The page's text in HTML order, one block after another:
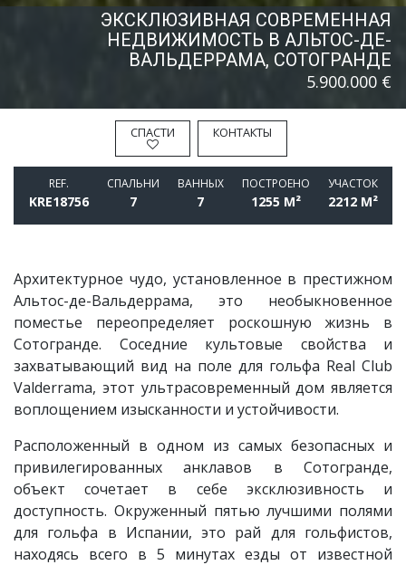
СПАСТИ КОНТАКТЫ
ЭКСКЛЮЗИВНАЯ СОВРЕМЕННАЯ
НЕДВИЖИМОСТЬ В АЛЬТОС-ДЕ-
ВАЛЬДЕРРАМА, СОТОГРАНДЕ
5.900.000 €
REF.
KRE18756
СПАЛЬНИ
7
BАННЫХ
7
ПОСТРОЕНО
1255 M²
УЧАСТОК
2212 M²
Архитектурное чудо, установленное в престижном
Альтос-де-Вальдеррама, это необыкновенное
поместье переопределяет роскошную жизнь в
Сотогранде. Соседние культовые свойства и
захватывающий вид на поле для гольфа Real Club
Valderrama, этот ультрасовременный дом является
воплощением изысканности и устойчивости.
Расположенный в одном из самых безопасных и
привилегированных анклавов в Сотогранде,
объект сочетает в себе эксклюзивность и
доступность. Окруженный пятью лучшими полями
для гольфа в Испании, это рай для гольфистов,
находясь всего в 5 минутах езды от известной